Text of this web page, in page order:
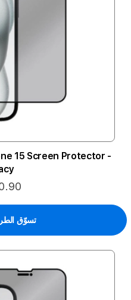
15 Screen Protector -
تسوّق